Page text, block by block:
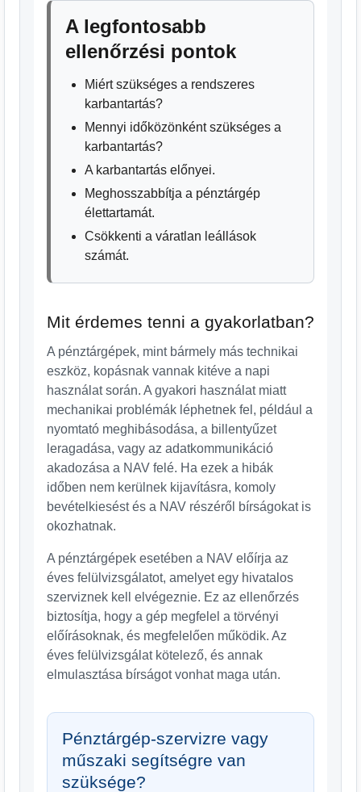
A legfontosabb
ellenőrzési pontok
Miért szükséges a rendszeres
karbantartás?
Mennyi időközönként szükséges a
karbantartás?
A karbantartás előnyei.
Meghosszabbítja a pénztárgép
élettartamát.
Csökkenti a váratlan leállások
számát.
Mit érdemes tenni a gyakorlatban?
A pénztárgépek, mint bármely más technikai
eszköz, kopásnak vannak kitéve a napi
használat során. A gyakori használat miatt
mechanikai problémák léphetnek fel, például a
nyomtató meghibásodása, a billentyűzet
leragadása, vagy az adatkommunikáció
akadozása a NAV felé. Ha ezek a hibák
időben nem kerülnek kijavításra, komoly
bevételkiesést és a NAV részéről bírságokat is
okozhatnak.
A pénztárgépek esetében a NAV előírja az
éves felülvizsgálatot, amelyet egy hivatalos
szerviznek kell elvégeznie. Ez az ellenőrzés
biztosítja, hogy a gép megfelel a törvényi
előírásoknak, és megfelelően működik. Az
éves felülvizsgálat kötelező, és annak
elmulasztása bírságot vonhat maga után.
Pénztárgép-szervizre vagy
műszaki segítségre van
szüksége?